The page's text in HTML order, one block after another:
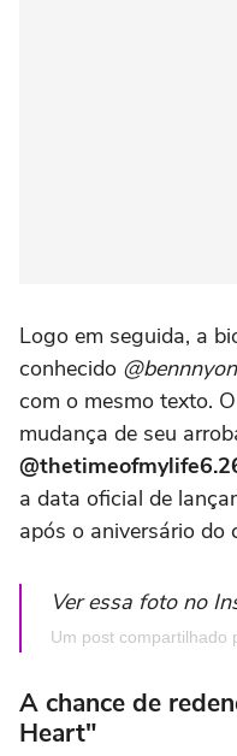
Logo em seguida, a
conhecido
com o mesmo texto.
mudança de seu
a data oficial de
após o aniversário do
Ver essa foto no
Um post compartilhado
A chance de
Heart"